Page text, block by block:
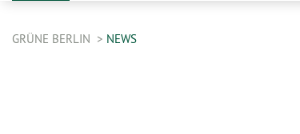
GRÜNE BERLIN NEWS